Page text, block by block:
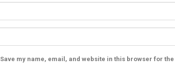
Save my name, email, and website in this browser for